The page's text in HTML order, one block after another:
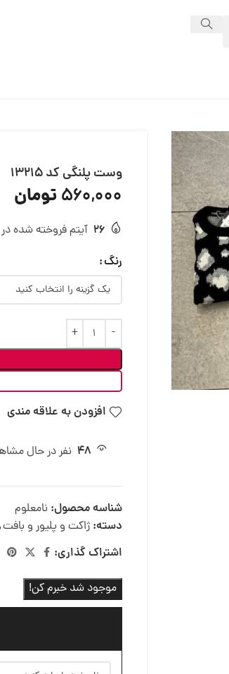
وست پلنگی کد 13215
560,000 تومان
26 آیتم فروخته شده در 24 ساعت
رنگ
افزودن به علاقه مندی
48 نفر در حال
شناسه محصول: نامعلوم
دسته: ژاکت و پلیور و بافت,
اشتراک گذاری:
موجود شد خبرم کن!